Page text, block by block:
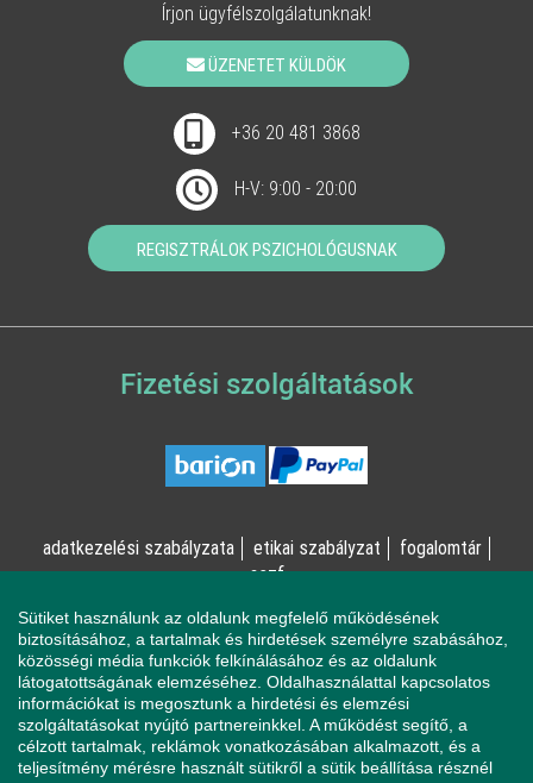
Írjon ügyfélszolgálatunknak!
ÜZENETET KÜLDÖK
+36 20 481 3868
H-V: 9:00 - 20:00
REGISZTRÁLOK PSZICHOLÓGUSNAK
Fizetési szolgáltatások
adatkezelési szabályzata etikai szabályzat
fogalomtár
aszf
© Online Pszichológia Kft. 2023 - Minden jog fenntartva!
2161 Csomád, Levente utca 14/A
Ha mentálisan instabil állapotban érzi magát, a magatartása
veszélyeztetheti Önt vagy a környezetében élőket, azonnal
Sütiket használunk az oldalunk megfelelő működésének
biztosításához, a tartalmak és hirdetések személyre szabásához,
közösségi média funkciók felkínálásához és az oldalunk
látogatottságának elemzéséhez. Oldalhasználattal kapcsolatos
információkat is megosztunk a hirdetési és elemzési
szolgáltatásokat nyújtó partnereinkkel. A működést segítő, a
célzott tartalmak, reklámok vonatkozásában alkalmazott, és a
teljesítmény mérésre használt sütikről a sütik beállítása résznél